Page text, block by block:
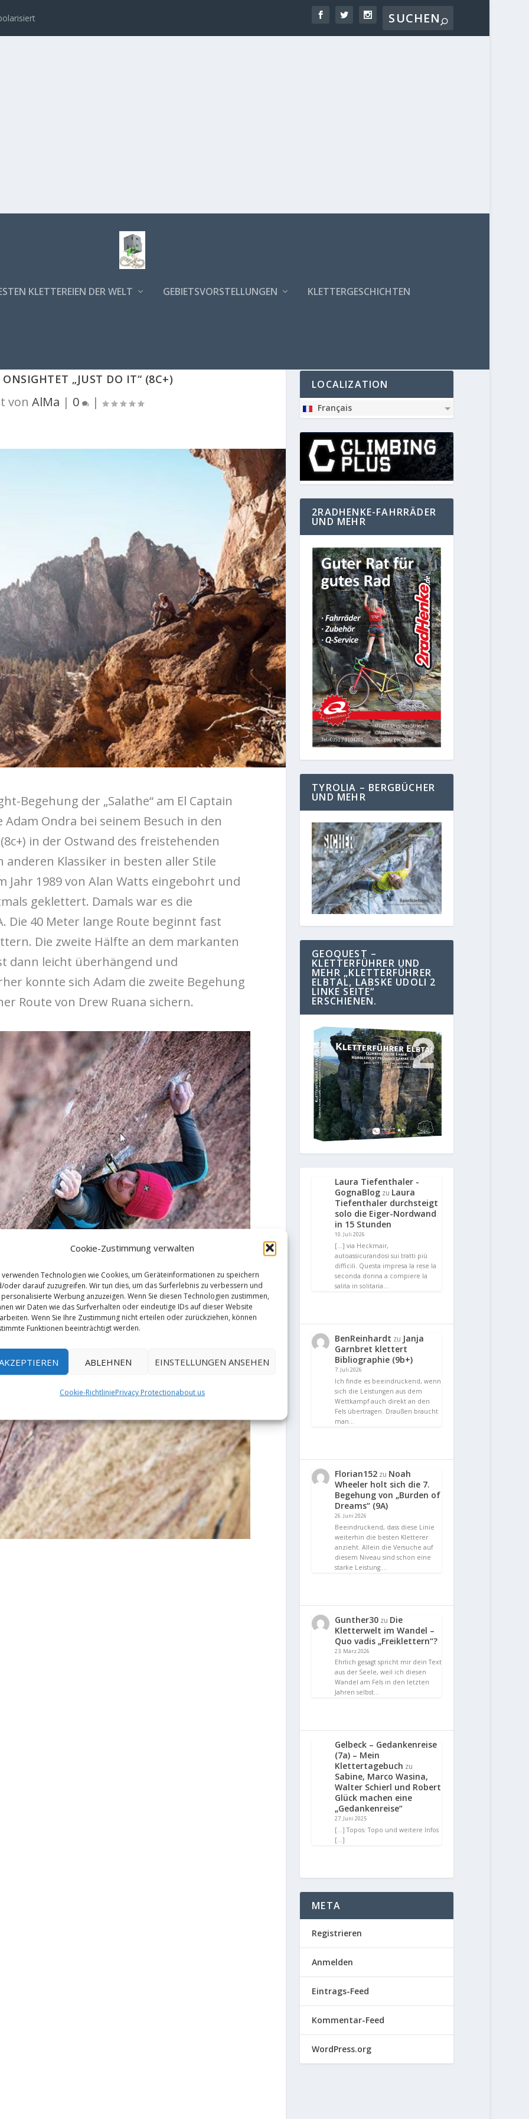
Cookie-Zustimmung verwalten
verwenden Technologien wie Cookies, um Geräteinformationen zu speichern
oder darauf zuzugreifen. Wir tun dies, um das Surferlebnis zu verbessern und
Werbung anzuzeigen. Wenn Sie diesen Technologien zustimmen,
wir Daten wie das Surfverhalten oder eindeutige IDs auf dieser Website
Wenn Sie Ihre Zustimmung nicht erteilen oder zurückziehen, können
Funktionen beeinträchtigt werden.
ABLEHNEN EINSTELLUNGEN ANSEHEN
Cookie-RichtliniePrivacy Protectionabout us
KLETTEREIEN DER WELT GEBIETSVORSTELLUNGEN KLETTERGESCHICHTEN
„JUST DO IT“ (8C+)
von AlMa | 0 |
Begehung der „Salathe“ am El Captain
Ondra bei seinem Besuch in den
in der Ostwand des freistehenden
anderen Klassiker in besten aller Stile
Jahr 1989 von Alan Watts eingebohrt und
geklettert. Damals war es die
Die 40 Meter lange Route beginnt fast
Die zweite Hälfte an dem markanten
dann leicht überhängend und
konnte sich Adam die zweite Begehung
Route von Drew Ruana sichern.
LOCALIZATION
Français
2RADHENKE-FAHRRÄDER
UND MEHR
TYROLIA – BERGBÜCHER
UND MEHR
GEOQUEST –
KLETTERFÜHRER UND
MEHR „KLETTERFÜHRER
ELBTAL, LABSKE UDOLI 2
LINKE SEITE“
ERSCHIENEN.
Laura Tiefenthaler -
GognaBlog zu Laura
Tiefenthaler durchsteigt
solo die Eiger-Nordwand
in 15 Stunden
10. Juli 2026
[…] via Heckmair,
autoassicurandosi sui tratti più
difficili. Questa impresa la rese la
seconda donna a compiere la
salita in solitaria…
BenReinhardt zu Janja
Garnbret klettert
Bibliographie (9b+)
7. Juli 2026
Ich finde es beeindruckend, wenn
sich die Leistungen aus dem
Wettkampf auch direkt an den
Fels übertragen. Draußen braucht
man…
Florian152 zu Noah
Wheeler holt sich die 7.
Begehung von „Burden of
Dreams“ (9A)
26. Juni 2026
Beeindruckend, dass diese Linie
weiterhin die besten Kletterer
anzieht. Allein die Versuche auf
diesem Niveau sind schon eine
starke Leistung.…
Gunther30 zu Die
Kletterwelt im Wandel –
Quo vadis „Freiklettern“?
23. März 2026
Ehrlich gesagt spricht mir dein Text
aus der Seele, weil ich diesen
Wandel am Fels in den letzten
Jahren selbst…
Gelbeck – Gedankenreise
(7a) – Mein
Klettertagebuch zu
Sabine, Marco Wasina,
Walter Schierl und Robert
Glück machen eine
„Gedankenreise“
27. Juni 2025
[…] Topos: Topo und weitere Infos
[…]
META
Registrieren
Anmelden
Eintrags-Feed
Kommentar-Feed
WordPress.org